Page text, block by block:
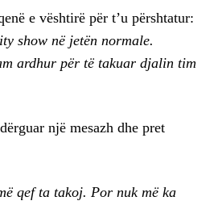
e vështirë për t’u përshtatur:
show në jetën normale.
ardhur për të takuar djalin tim
një mesazh dhe pret
qef ta takoj. Por nuk më ka